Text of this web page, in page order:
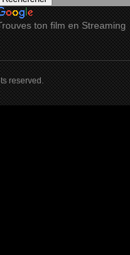
ton film en Streaming
reserved.